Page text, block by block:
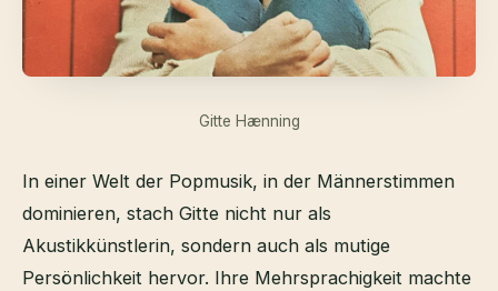
Gitte Hænning
In einer Welt der Popmusik, in der Männerstimmen
dominieren, stach Gitte nicht nur als
Akustikkünstlerin, sondern auch als mutige
Persönlichkeit hervor. Ihre Mehrsprachigkeit machte